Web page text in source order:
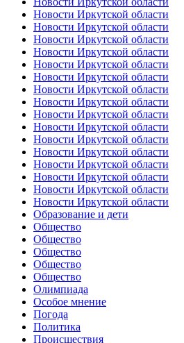
Новости Иркутской области
Новости Иркутской области
Новости Иркутской области
Новости Иркутской области
Новости Иркутской области
Новости Иркутской области
Новости Иркутской области
Новости Иркутской области
Новости Иркутской области
Новости Иркутской области
Новости Иркутской области
Новости Иркутской области
Новости Иркутской области
Новости Иркутской области
Новости Иркутской области
Новости Иркутской области
Образование и дети
Общество
Общество
Общество
Общество
Общество
Олимпиада
Особое мнение
Погода
Политика
Происшествия